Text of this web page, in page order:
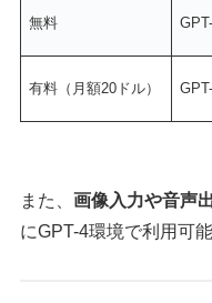
無料
有料（月額20ドル）
また、画像入力や音声
にGPT-4環境で利用可能